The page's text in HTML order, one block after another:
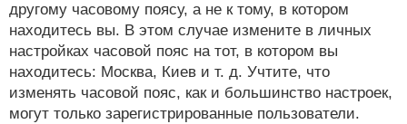
другому часовому поясу, а не к тому, в котором
находитесь вы. В этом случае измените в личных
настройках часовой пояс на тот, в котором вы
находитесь: Москва, Киев и т. д. Учтите, что
изменять часовой пояс, как и большинство настроек,
могут только зарегистрированные пользователи.